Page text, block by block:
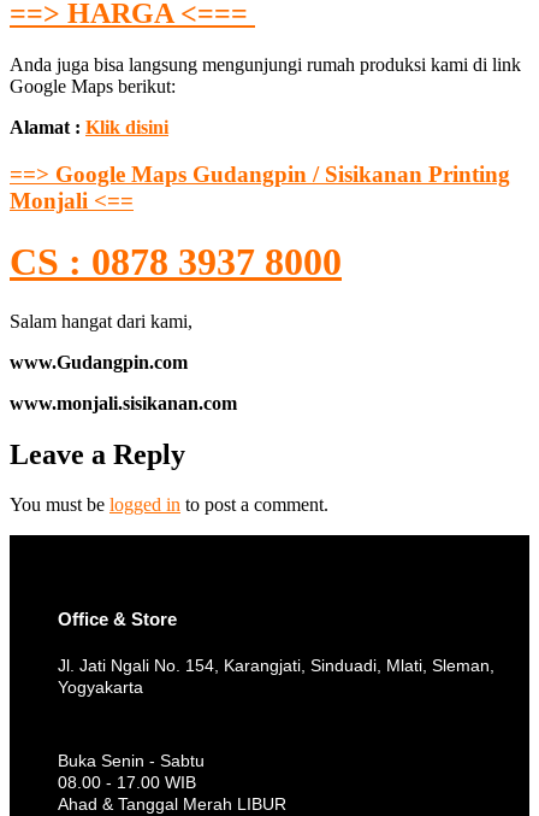
==> HARGA <===
Anda juga bisa langsung mengunjungi rumah produksi kami di link
Google Maps berikut:
Alamat : Klik disini
==> Google Maps Gudangpin / Sisikanan Printing
Monjali <==
CS : 0878 3937 8000
Salam hangat dari kami,
www.Gudangpin.com
www.monjali.sisikanan.com
Leave a Reply
You must be logged in to post a comment.
Office & Store
Jl. Jati Ngali No. 154, Karangjati, Sinduadi, Mlati, Sleman,
Yogyakarta
Buka Senin - Sabtu
08.00 - 17.00 WIB
Ahad & Tanggal Merah LIBUR